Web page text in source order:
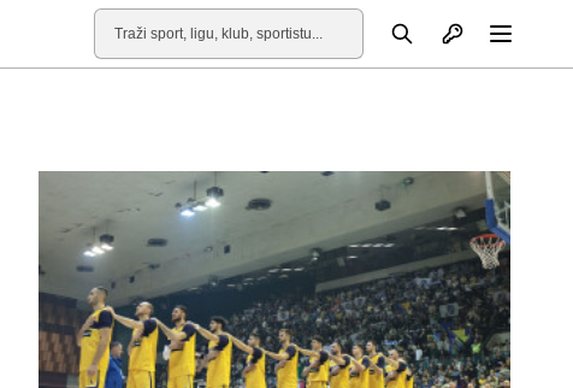
Pretraga Otvori profil